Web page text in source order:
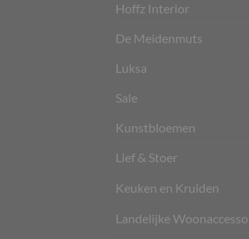
Hoffz Interior
De Meidenmuts
Luksa
Sale
Kunstbloemen
Lief & Stoer
Keuken en Kruiden
Landelijke